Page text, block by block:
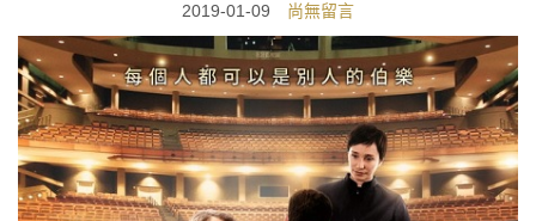
2019-01-09 尚無留言